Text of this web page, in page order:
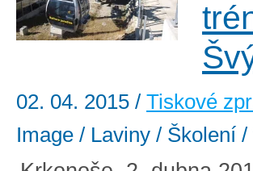
02. 04. 2015 / Tiskové
Image / Laviny / Školení